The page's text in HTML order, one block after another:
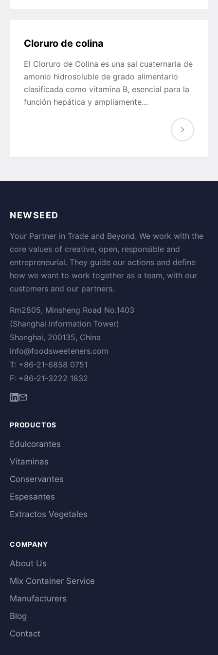
Cloruro de colina
El Cloruro de Colina es una sal cuaternaria de
amonio hidrosoluble de grado alimentario
clasificada como vitamina B, esencial para la
función hepática y ampliamente…
NEWSEED
Your Partner in Trade and Beyond. We work with the
core values of creative, open, responsible and
entrepreneurial. They guide our actions and define
how we want to work together as a team, with our
customers and our partners.
Rm2805, Minsheng Road No.1403
(Shanghai Information Tower)
Shanghai, 200135, China
info@foodsweeteners.com
T: +86-21-6858 0751
F: +86-21-3222 1832
PRODUCTOS
Edulcorantes
Vitaminas
Conservantes
Espesantes
Extractos Vegetales
COMPANY
About Us
Mix Container Service
Manufacturers
Blog
Contact